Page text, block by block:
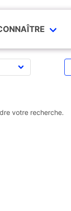
votre recherche.